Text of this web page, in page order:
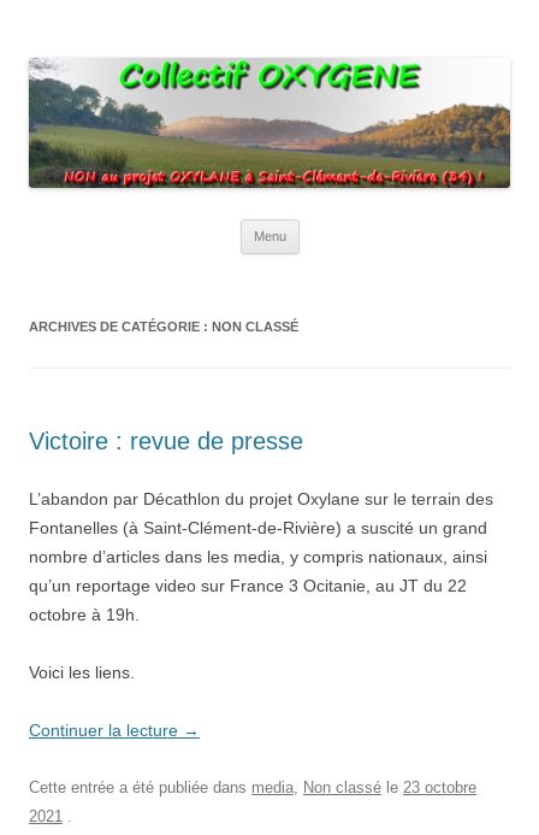
agricoles.
Menu
ARCHIVES DE CATÉGORIE : NON CLASSÉ
Victoire : revue de presse
L’abandon par Décathlon du projet Oxylane sur le terrain des
Fontanelles (à Saint-Clément-de-Rivière) a suscité un grand
nombre d’articles dans les media, y compris nationaux, ainsi
qu’un reportage video sur France 3 Ocitanie, au JT du 22
octobre à 19h.
Voici les liens.
Continuer la lecture →
Cette entrée a été publiée dans media, Non classé le 23 octobre
2021 .